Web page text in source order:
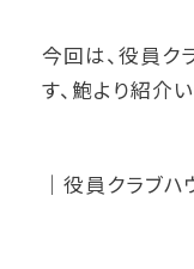
今回は、役員ク
す、鮑より紹介い
｜役員クラブ